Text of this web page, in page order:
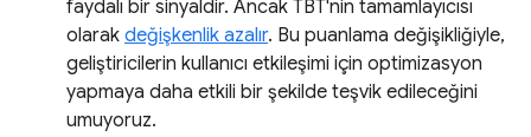
faydalı bir sinyaldir. Ancak TBT'nin tamamlayıcısı
olarak değişkenlik azalır. Bu puanlama değişikliğiyle,
geliştiricilerin kullanıcı etkileşimi için optimizasyon
yapmaya daha etkili bir şekilde teşvik edileceğini
umuyoruz.